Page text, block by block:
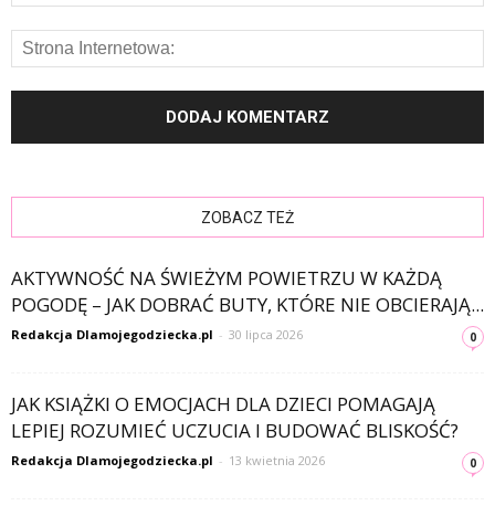
ZOBACZ TEŻ
AKTYWNOŚĆ NA ŚWIEŻYM POWIETRZU W KAŻDĄ
POGODĘ – JAK DOBRAĆ BUTY, KTÓRE NIE OBCIERAJĄ...
Redakcja Dlamojegodziecka.pl - 30 lipca 2026 0
JAK KSIĄŻKI O EMOCJACH DLA DZIECI POMAGAJĄ
LEPIEJ ROZUMIEĆ UCZUCIA I BUDOWAĆ BLISKOŚĆ?
Redakcja Dlamojegodziecka.pl - 13 kwietnia 2026 0